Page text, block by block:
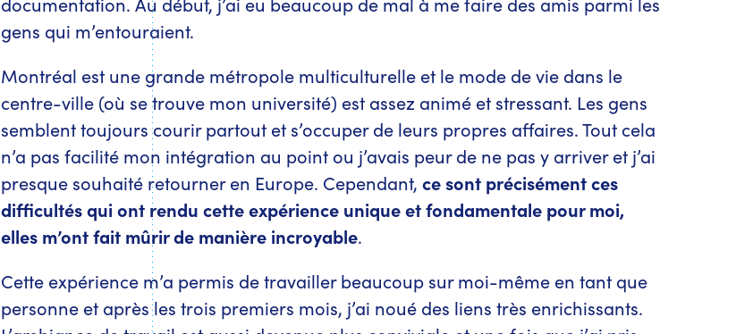
gens qui m’entouraient.
Montréal est une grande métropole multiculturelle et le mode de vie dans le
centre-ville (où se trouve mon université) est assez animé et stressant. Les gens
semblent toujours courir partout et s’occuper de leurs propres affaires. Tout cela
n’a pas facilité mon intégration au point ou j’avais peur de ne pas y arriver et j’ai
presque souhaité retourner en Europe. Cependant, ce sont précisément ces
difficultés qui ont rendu cette expérience unique et fondamentale pour moi,
elles m’ont fait mûrir de manière incroyable.
Cette expérience m’a permis de travailler beaucoup sur moi-même en tant que
personne et après les trois premiers mois, j’ai noué des liens très enrichissants.